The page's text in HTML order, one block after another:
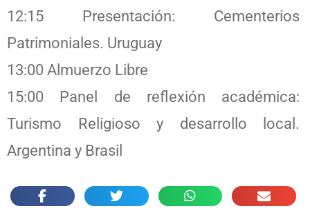
12:15 Presentación: Cementerios
Patrimoniales. Uruguay
13:00 Almuerzo Libre
15:00 Panel de reflexión académica:
Turismo Religioso y desarrollo local.
Argentina y Brasil